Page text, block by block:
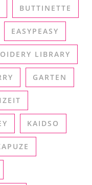
BUTTINETTE
EASYPEASY
LIBRARY
GARTEN
KAIDSO